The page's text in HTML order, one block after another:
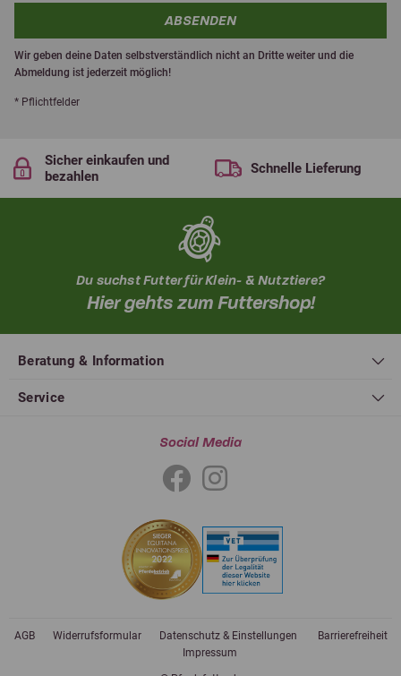
ABSENDEN
Wir geben deine Daten selbstverständlich nicht an Dritte weiter und die
Abmeldung ist jederzeit möglich!
* Pflichtfelder
Sicher einkaufen und
bezahlen
Schnelle Lieferung
Du suchst Futter für Klein- & Nutztiere?
Hier gehts zum Futtershop!
Beratung & Information
Service
Social Media
AGB Widerrufsformular Datenschutz & Einstellungen
Barrierefreiheit
Impressum